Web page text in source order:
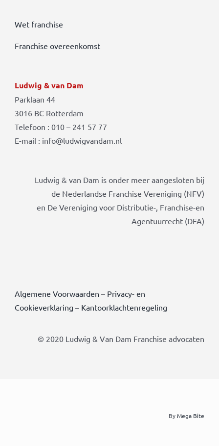
Wet franchise
Franchise overeenkomst
Ludwig & van Dam
Parklaan 44
3016 BC Rotterdam
Telefoon : 010 – 241 57 77
E-mail : info@ludwigvandam.nl
Ludwig & van Dam is onder meer aangesloten bij
de Nederlandse Franchise Vereniging (NFV)
en De Vereniging voor Distributie-, Franchise-en
Agentuurrecht (DFA)
Algemene Voorwaarden – Privacy- en
Cookieverklaring – Kantoorklachtenregeling
© 2020 Ludwig & Van Dam Franchise advocaten
ByMega Bite